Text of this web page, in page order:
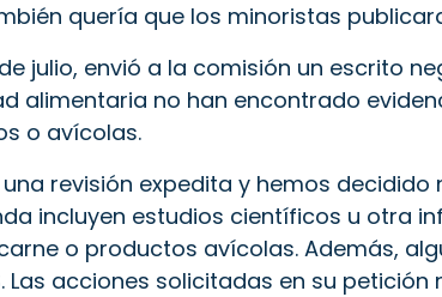
quería que los minoristas
de julio, envió a la comisión un escrito
alimentaria no han encontrado
o avícolas.
revisión expedita y hemos decidido
incluyen estudios científicos u otra
o productos avícolas. Además,
Las acciones solicitadas en su